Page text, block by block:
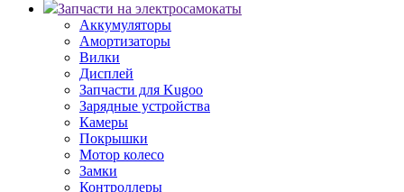
Запчасти на электросамокаты
Аккумуляторы
Амортизаторы
Вилки
Дисплей
Запчасти для Kugoo
Зарядные устройства
Камеры
Покрышки
Мотор колесо
Замки
Контроллеры